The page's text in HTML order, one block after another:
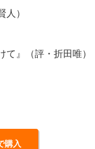
）
』（評・折田唯）
購入